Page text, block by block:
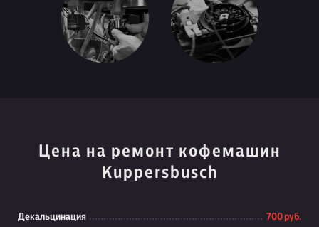
Цена на ремонт кофемашин
Kuppersbusch
Декальцинация 700 руб.